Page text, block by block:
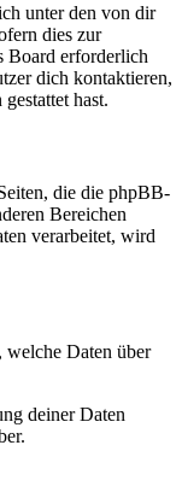
unter den von dir
dies zur
Board erforderlich
dich kontaktieren,
hast.
die die phpBB-
Bereichen
verarbeitet, wird
Daten über
deiner Daten